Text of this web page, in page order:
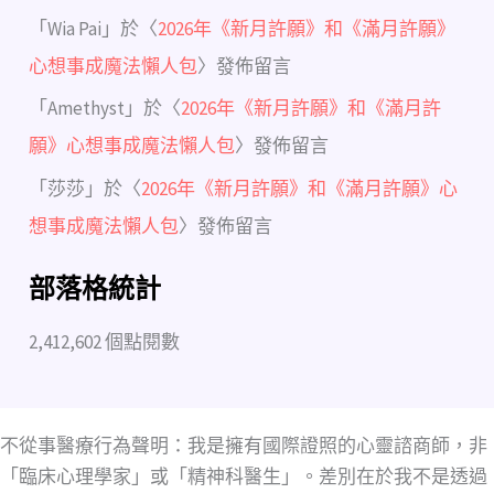
「Wia Pai 」於〈2026年《新月許願》和《滿月許願》
心想事成魔法懶人包〉發佈留言
「Amethyst 」於〈2026年《新月許願》和《滿月許
願》心想事成魔法懶人包〉發佈留言
「 莎莎 」於〈2026年《新月許願》和《滿月許願》心
想事成魔法懶人包〉發佈留言
部落格統計
2,412,602 個點閱數
不從事醫療行為聲明：我是擁有國際證照的心靈諮商師，非
「臨床心理學家」或「精神科醫生」。差別在於我不是透過